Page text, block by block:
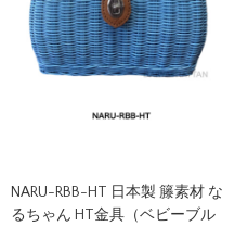
NARU-RBB-HT 日本製 籐素材 な
るちゃん HT金具（ベビーブル